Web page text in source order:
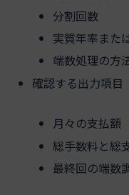
分割回数
実質年率また
端数処理の方
確認する出力項目
月々の支払額
総手数料と総
最終回の端数